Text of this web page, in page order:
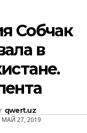
Собчак
в
qwert.uz
МАЙ 27, 2019